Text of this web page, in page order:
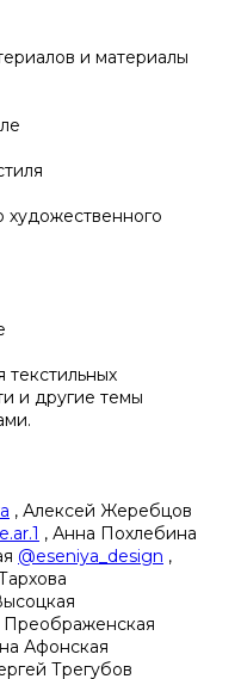
и материалы
художественного
текстильных
и другие темы
, Алексей Жеребцов
, Анна Похлебина
@eseniya_design ,
Преображенская
Афонская
Трегубов